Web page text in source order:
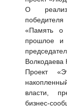
О
«Память о
прошлое и
Волкодаева
Проект
власти,
бизнес-